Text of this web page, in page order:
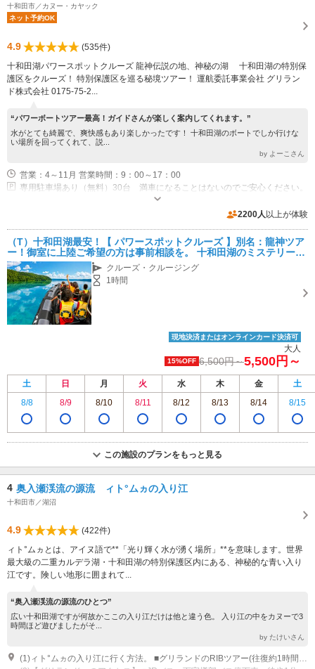
十和田市／カヌー・カヤック
ネット予約OK
4.9
(535件)
十和田湖パワースポットクルーズ 龍神伝説の地、神秘の湖 十和田湖の特別保
護区をクルーズ！ 特別保護区を巡る秘境ツアー！ 運航委託事業会社 グリラン
ド株式会社 0175-75-2...
“パワーボートツアー最高！ガイドさんが楽しく案内してくれます。”
水がとても綺麗で、爽快感もあり楽しかったです！ 十和田湖のボートでしか行けな
い場所を回ってくれて、説...
by よーこさん
営業：4～11月 営業時間：9：00～17：00
専用駐車場あり（無料）30台 満車になることはないのでご安心ください。
2200人 以上が体験
（T）十和田湖最安！【 パワースポットクルーズ 】別名：龍神ツア
ー！御室に上陸ご希望の方は事前相談を。 十和田湖のミステリース
ポットに迫る！！
クルーズ・クルージング
1時間
現地決済またはオンラインカード決済可
大人
15%OFF 6,500円～5,500円～
土 日 月 火 水 木 金
土
8/8
8/9 8/10 8/11 8/12 8/13 8/14 8/15
この施設のプランをもっと見る
4 奥入瀬渓流の源流 ィト°ムヵの入り江
十和田市／湖沼
4.9
(422件)
ィト°ムヵとは、アイヌ語で**「光り輝く水が湧く場所」**を意味します。世界
最大級の二重カルデラ湖・十和田湖の特別保護区内にある、神秘的な青い入り
江です。険しい地形に囲まれて...
“奥入瀬渓流の源流のひとつ”
広い十和田湖ですが何故かここの入り江だけは他と違う色。 入り江の中をカヌーで3
時間ほど遊びましたがそ...
by たけいさん
(1)ィト°ムヵの入り江に行く方法。 ■グリランドのRIBツアー(往復約1時間) ■グリランドのカヌーツアー(約2時間) ■グリランドでカヤックをレンタルした場合、ィト°ムヵの入り江まで片道３～４時間